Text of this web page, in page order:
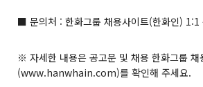
■ 문의처 : 한화그룹 채용사이트(한화인) 1:1
※ 자세한 내용은 공고문 및 채용 한화그룹 채
(www.hanwhain.com)를 확인해 주세요.